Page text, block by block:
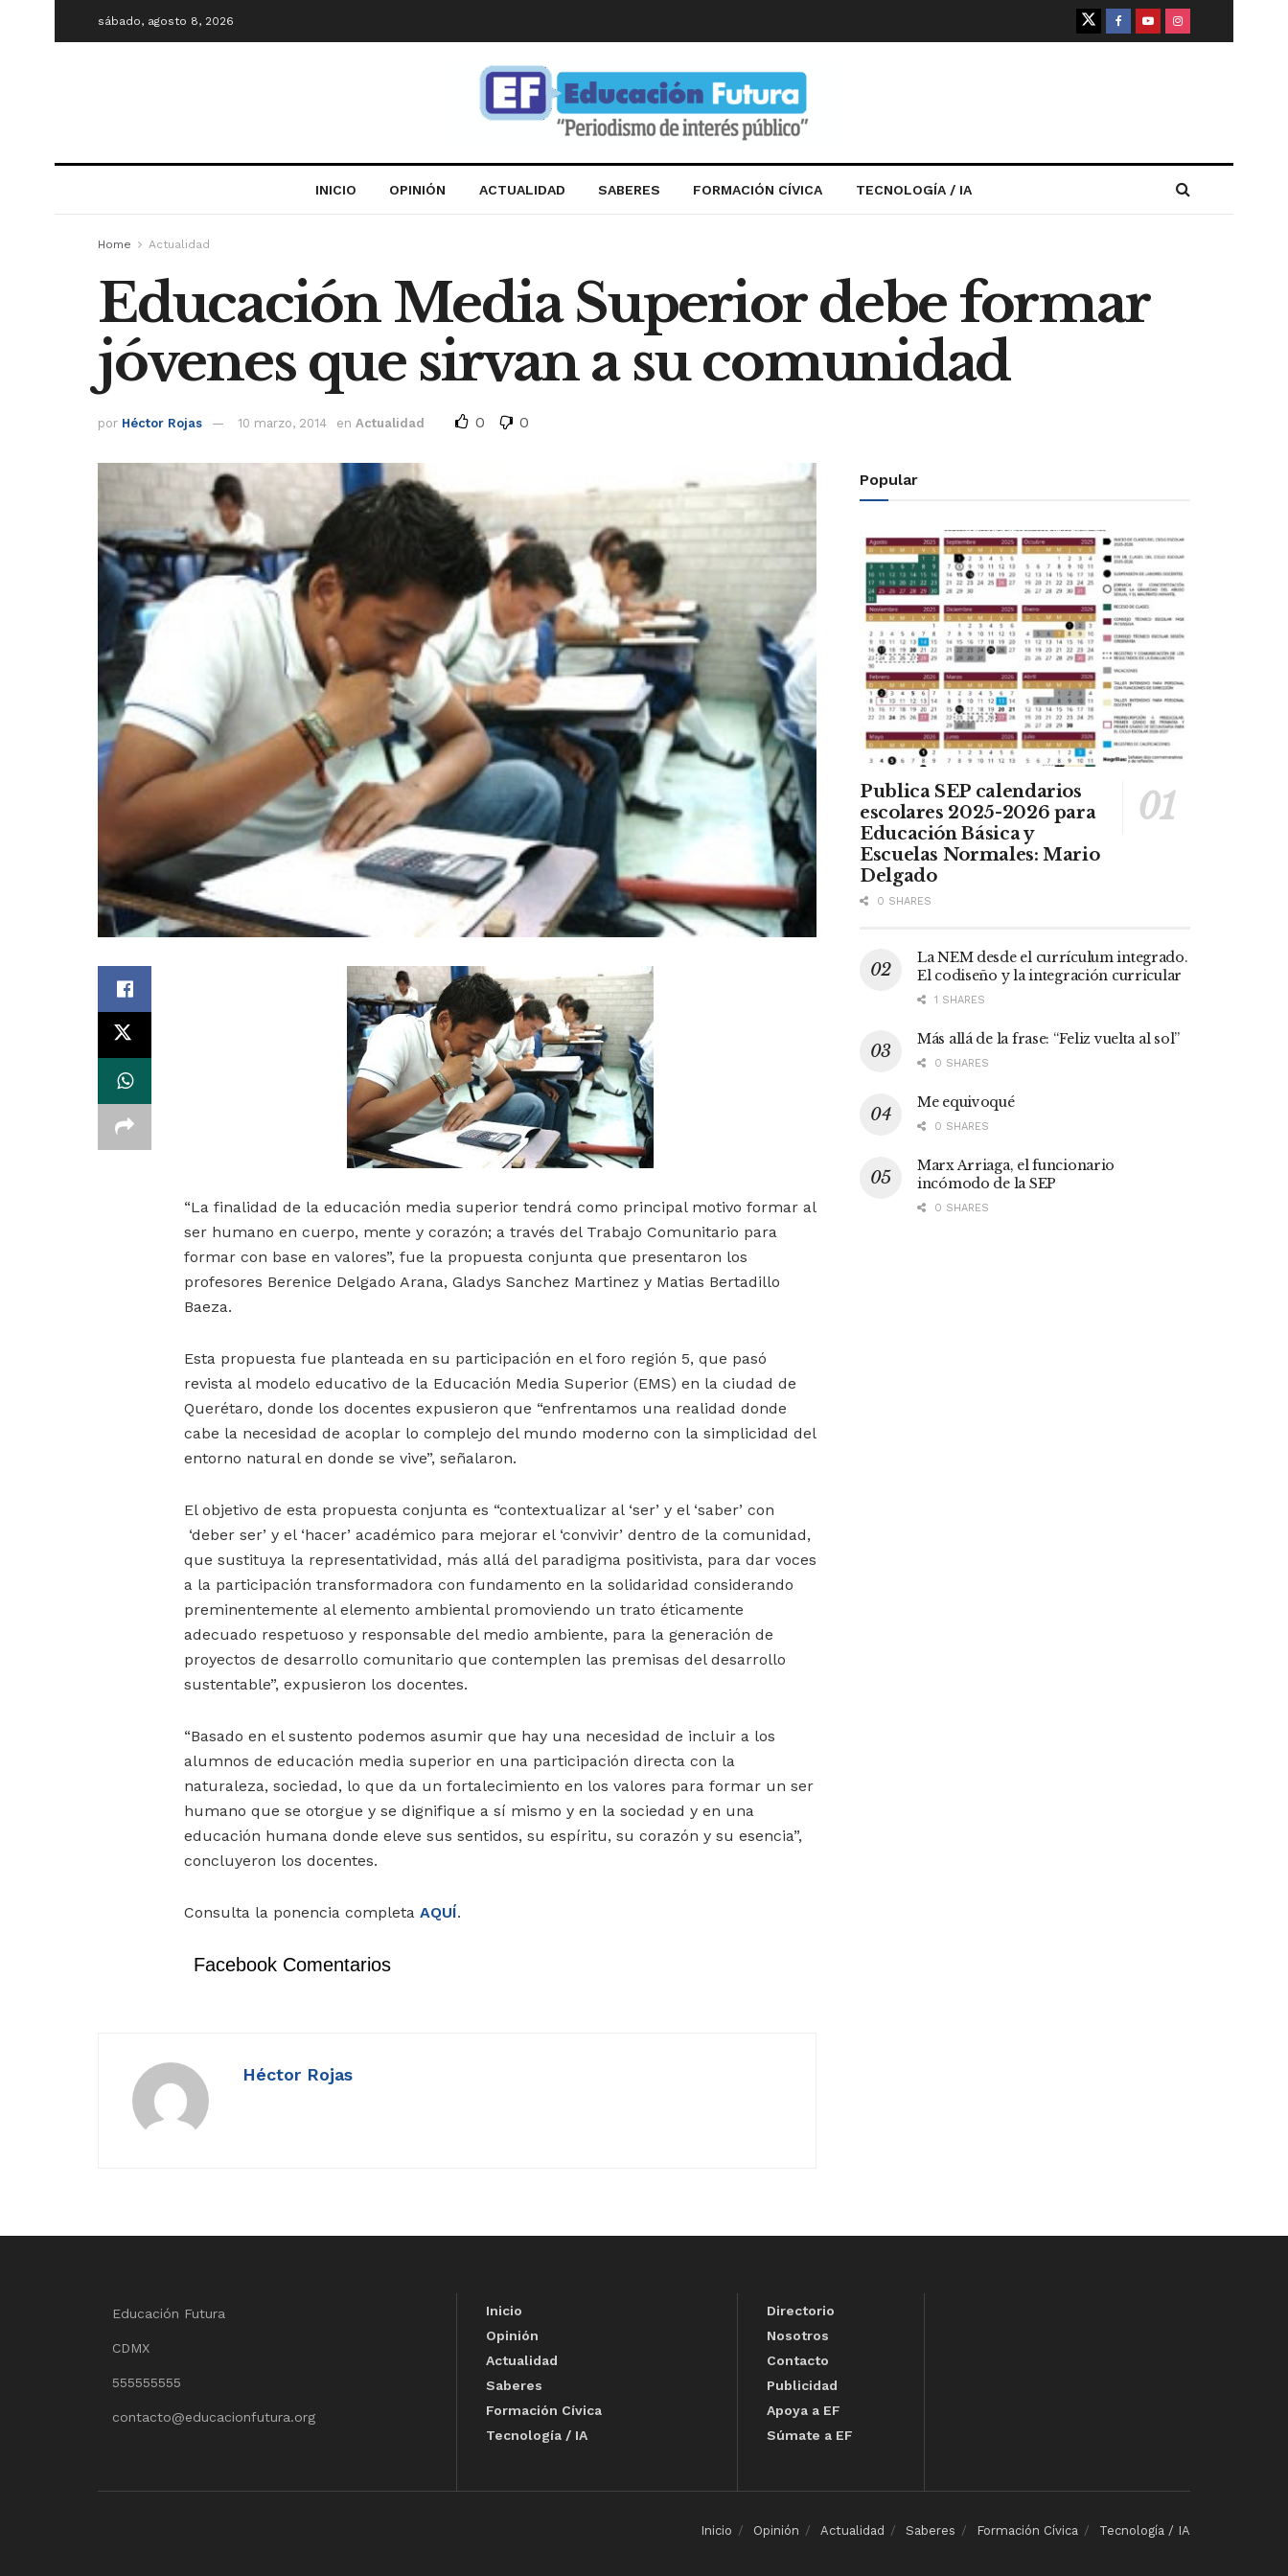
sábado, agosto 8, 2026
INICIO OPINIÓN ACTUALIDAD SABERES FORMACIÓN CÍVICA TECNOLOGÍA / IA
Home Actualidad
Educación Media Superior debe formar
jóvenes que sirvan a su comunidad
por Héctor Rojas 10 marzo, 2014 en Actualidad 0 0
“La finalidad de la educación media superior tendrá como principal motivo formar al
ser humano en cuerpo, mente y corazón; a través del Trabajo Comunitario para
formar con base en valores”, fue la propuesta conjunta que presentaron los
profesores Berenice Delgado Arana, Gladys Sanchez Martinez y Matias Bertadillo
Baeza.
Esta propuesta fue planteada en su participación en el foro región 5, que pasó
revista al modelo educativo de la Educación Media Superior (EMS) en la ciudad de
Querétaro, donde los docentes expusieron que “enfrentamos una realidad donde
cabe la necesidad de acoplar lo complejo del mundo moderno con la simplicidad del
entorno natural en donde se vive”, señalaron.
El objetivo de esta propuesta conjunta es “contextualizar al ‘ser’ y el ‘saber’ con
‘deber ser’ y el ‘hacer’ académico para mejorar el ‘convivir’ dentro de la comunidad,
que sustituya la representatividad, más allá del paradigma positivista, para dar voces
a la participación transformadora con fundamento en la solidaridad considerando
preminentemente al elemento ambiental promoviendo un trato éticamente
adecuado respetuoso y responsable del medio ambiente, para la generación de
proyectos de desarrollo comunitario que contemplen las premisas del desarrollo
sustentable”, expusieron los docentes.
“Basado en el sustento podemos asumir que hay una necesidad de incluir a los
alumnos de educación media superior en una participación directa con la
naturaleza, sociedad, lo que da un fortalecimiento en los valores para formar un ser
humano que se otorgue y se dignifique a sí mismo y en la sociedad y en una
educación humana donde eleve sus sentidos, su espíritu, su corazón y su esencia”,
concluyeron los docentes.
Consulta la ponencia completa AQUÍ.
Facebook Comentarios
Héctor Rojas
Popular
Publica SEP calendarios
escolares 2025-2026 para
Educación Básica y
Escuelas Normales: Mario
Delgado
0 SHARES
La NEM desde el currículum integrado.
El codiseño y la integración curricular
1 SHARES
Más allá de la frase: “Feliz vuelta al sol”
0 SHARES
Me equivoqué
0 SHARES
Marx Arriaga, el funcionario
incómodo de la SEP
0 SHARES
Educación Futura
CDMX
555555555
contacto@educacionfutura.org
Inicio
Opinión
Actualidad
Saberes
Formación Cívica
Tecnología / IA
Directorio
Nosotros
Contacto
Publicidad
Apoya a EF
Súmate a EF
Inicio Opinión Actualidad Saberes Formación Cívica Tecnología / IA